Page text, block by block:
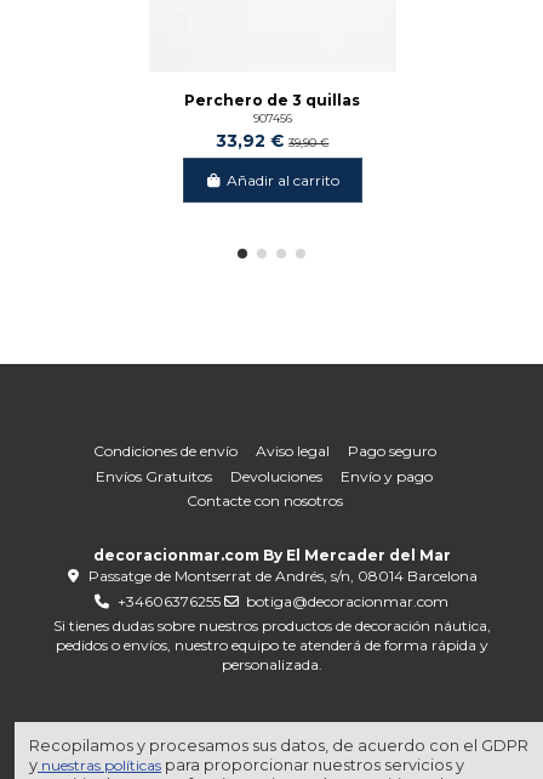
Perchero de 3 quillas
907456
33,92 €39,90 €
Añadir al carrito
Condiciones de envío Aviso legal
Pago seguro
Envíos Gratuitos
Devoluciones
Envío y pago
Contacte con nosotros
decoracionmar.com By El Mercader del Mar
Passatge de Montserrat de Andrés, s/n, 08014 Barcelona
+34606376255
botiga@decoracionmar.com
Si tienes dudas sobre nuestros productos de decoración náutica,
pedidos o envíos, nuestro equipo te atenderá de forma rápida y
personalizada.
Recopilamos y procesamos sus datos, de acuerdo con el GDPR
y nuestras políticas para proporcionar nuestros servicios y